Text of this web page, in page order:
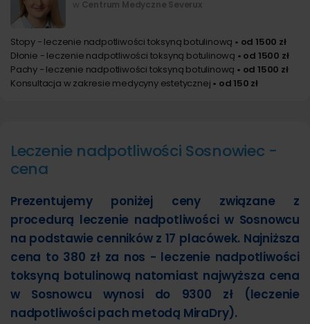
w Centrum Medyczne Severux
Stopy - leczenie nadpotliwości toksyną botulinową • od 1500 zł
Dłonie - leczenie nadpotliwości toksyną botulinową • od 1500 zł
Pachy - leczenie nadpotliwości toksyną botulinową • od 1500 zł
Konsultacja w zakresie medycyny estetycznej • od 150 zł
Leczenie nadpotliwości Sosnowiec -
cena
Prezentujemy poniżej ceny związane z
procedurą leczenie nadpotliwości w Sosnowcu
na podstawie cenników z 17 placówek. Najniższa
cena to 380 zł za nos - leczenie nadpotliwości
toksyną botulinową natomiast najwyższa cena
w Sosnowcu wynosi do 9300 zł (leczenie
nadpotliwości pach metodą MiraDry).